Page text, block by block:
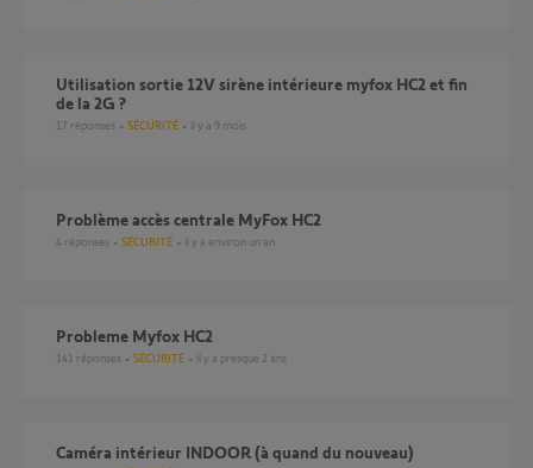
utilisation sortie 12V sirène intérieure myfox HC2 et fin
de la 2G ?
17 réponses SÉCURITÉ il y a 9 mois
Problème accès centrale MyFox HC2
4 réponses SÉCURITÉ il y a environ un an
Probleme Myfox HC2
141 réponses SÉCURITÉ il y a presque 2 ans
Caméra intérieur INDOOR (à quand du nouveau)